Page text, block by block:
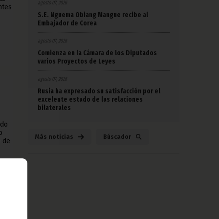
de
agosto 07, 2026
S.E. Nguema Obiang Mangue recibe al
Embajador de Corea
agosto 07, 2026
Comienza en la Cámara de los Diputados
varios Proyectos de Leyes
agosto 07, 2026
Rusia ha expresado su satisfacción por el
excelente estado de las relaciones
bilaterales
Más noticias Búscador